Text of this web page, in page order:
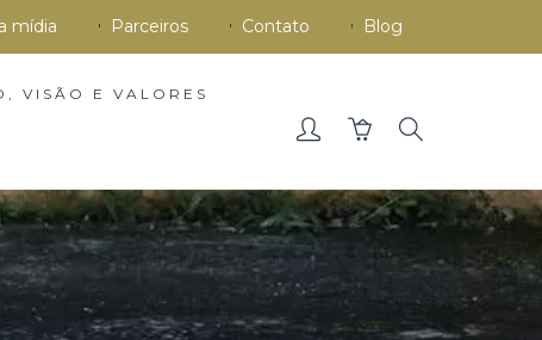
mídia Parceiros Contato Blog
VISÃO E VALORES